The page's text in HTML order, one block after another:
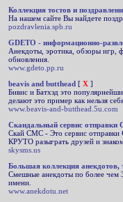
Коллекция тостов и
На нашем сайте Вы найдете
pozdravlenia.spb.ru
GDETO - информационно-
Анекдоты, эротика, обзоры игр,
обновления.
www.gdeto.pp.ru
beavis and butthead [ X ]
Бивис и Батхэд это
делают это пример как нельзя
www.beavis-and-butthead.5u.com
Скандальный сервис отправки
Скай СМС - Это сервис отправки
КРУТО разыграть друзей и
skysms.us
Большая коллекция анекдотов,
Смешные анекдоты по более чем
имени.
www.anekdotu.net